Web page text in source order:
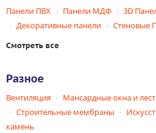
Панели ПВХ Панели МДФ 3D
Декоративные панели
Стеновые
Смотреть все
Разное
Вентиляция Мансардные окна и
Строительные мембраны
камень